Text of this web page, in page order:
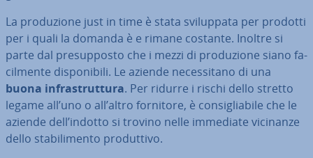
La pro­du­zio­ne just in time è stata svi­lup­pa­ta per prodotti
per i quali la domanda è e rimane costante. Inoltre si
parte dal pre­sup­po­sto che i mezzi di pro­du­zio­ne siano fa­
cil­men­te di­spo­ni­bi­li. Le aziende ne­ces­si­ta­no di una
buona in­fra­strut­tu­ra. Per ridurre i rischi dello stretto
legame all’uno o all’altro fornitore, è con­si­glia­bi­le che le
aziende dell’indotto si trovino nelle immediate vicinanze
dello sta­bi­li­men­to pro­dut­ti­vo.